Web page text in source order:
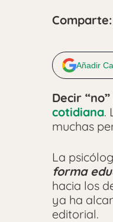
Comparte:
Añadir
Decir “no”
cotidiana.
muchas
La
forma
hacia los
ya ha
editorial.